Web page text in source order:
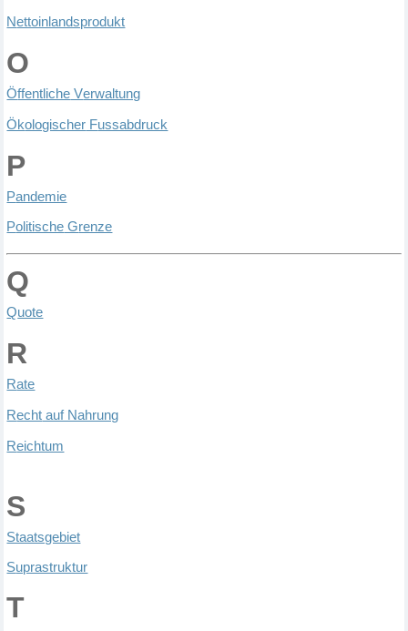
Nettoinlandsprodukt
O
Öffentliche Verwaltung
Ökologischer Fussabdruck
P
Pandemie
Politische Grenze
Q
Quote
R
Rate
Recht auf Nahrung
Reichtum
S
Staatsgebiet
Suprastruktur
T